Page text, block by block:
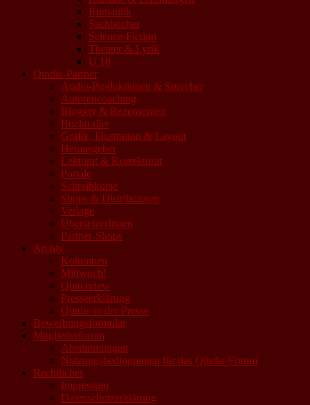
Romantik
Sachbücher
Science-Fiction
Theater & Lyrik
U 18
Qindie-Partner
Audio-Produktionen & Sprecher
Autorencoaching
Blogger & Rezensenten
Buchtrailer
Grafik, Illustration & Layout
Herausgeber
Lektorat & Korrektorat
Portale
Schreibkurse
Shops & Distributoren
Verlage
ÜbersetzerInnen
Partner-Shops
Archiv
Kolumnen
Mittwoch!
Qinterview
Presseerklärung
Qindie in der Presse
Bewerbungsformular
Mitgliederforum
Abstimmungen
Nutzungsbedingungen für das Qindie-Forum
Rechtliches
Impressum
Datenschutzerklärung